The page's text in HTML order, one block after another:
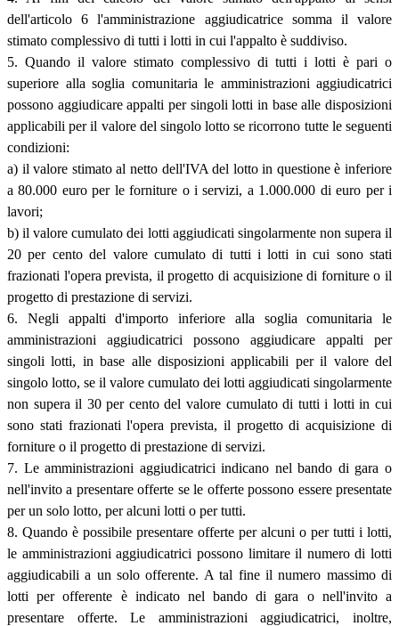
dell'articolo 6 l'amministrazione aggiudicatrice somma il valore
stimato complessivo di tutti i lotti in cui l'appalto è suddiviso.
5. Quando il valore stimato complessivo di tutti i lotti è pari o
superiore alla soglia comunitaria le amministrazioni aggiudicatrici
possono aggiudicare appalti per singoli lotti in base alle disposizioni
applicabili per il valore del singolo lotto se ricorrono tutte le seguenti
condizioni:
a) il valore stimato al netto dell'IVA del lotto in questione è inferiore
a 80.000 euro per le forniture o i servizi, a 1.000.000 di euro per i
lavori;
b) il valore cumulato dei lotti aggiudicati singolarmente non supera il
20 per cento del valore cumulato di tutti i lotti in cui sono stati
frazionati l'opera prevista, il progetto di acquisizione di forniture o il
progetto di prestazione di servizi.
6. Negli appalti d'importo inferiore alla soglia comunitaria le
amministrazioni aggiudicatrici possono aggiudicare appalti per
singoli lotti, in base alle disposizioni applicabili per il valore del
singolo lotto, se il valore cumulato dei lotti aggiudicati singolarmente
non supera il 30 per cento del valore cumulato di tutti i lotti in cui
sono stati frazionati l'opera prevista, il progetto di acquisizione di
forniture o il progetto di prestazione di servizi.
7. Le amministrazioni aggiudicatrici indicano nel bando di gara o
nell'invito a presentare offerte se le offerte possono essere presentate
per un solo lotto, per alcuni lotti o per tutti.
8. Quando è possibile presentare offerte per alcuni o per tutti i lotti,
le amministrazioni aggiudicatrici possono limitare il numero di lotti
aggiudicabili a un solo offerente. A tal fine il numero massimo di
lotti per offerente è indicato nel bando di gara o nell'invito a
presentare offerte. Le amministrazioni aggiudicatrici, inoltre,